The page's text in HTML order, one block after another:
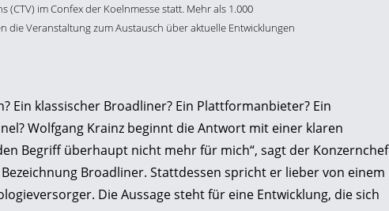
(CTV) im Confex der Koelnmesse statt. Mehr als 1.000
die Veranstaltung zum Austausch über aktuelle Entwicklungen
Ein klassischer Broadliner? Ein Plattformanbieter? Ein
Wolfgang Krainz beginnt die Antwort mit einer klaren
Begriff überhaupt nicht mehr für mich“, sagt der Konzernchef
Broadliner. Stattdessen spricht er lieber von einem
Die Aussage steht für eine Entwicklung, die sich